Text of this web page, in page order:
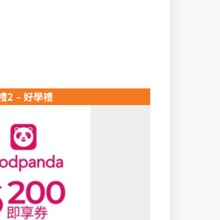
2 – 好學禮